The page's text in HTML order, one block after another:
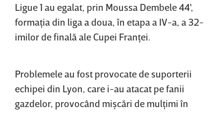
Ligue 1 au egalat, prin Moussa Dembele 44',
formaţia din liga a doua, în etapa a IV-a, a 32-
imilor de finală ale Cupei Franţei.
Problemele au fost provocate de suporterii
echipei din Lyon, care i-au atacat pe fanii
gazdelor, provocând mişcări de mulţimi în